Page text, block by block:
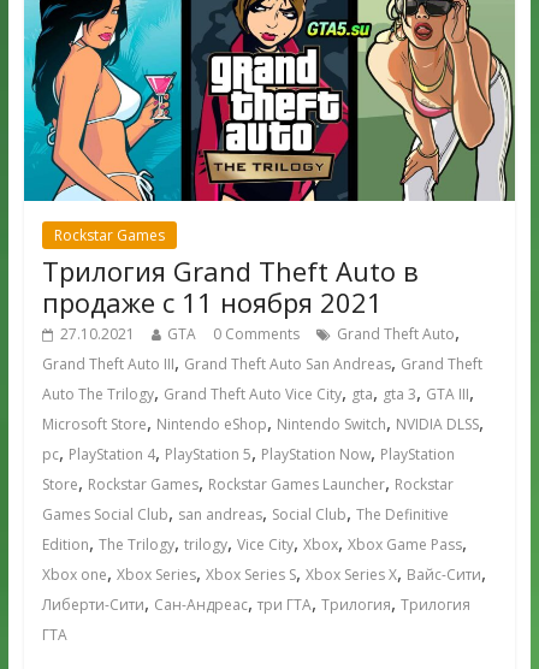
Rockstar Games
Трилогия Grand Theft Auto в
продаже с 11 ноября 2021
27.10.2021 GTA 0 Comments Grand Theft Auto,
Grand Theft Auto III, Grand Theft Auto San Andreas, Grand Theft
Auto The Trilogy, Grand Theft Auto Vice City, gta, gta 3, GTA III,
Microsoft Store, Nintendo eShop, Nintendo Switch, NVIDIA DLSS,
pc, PlayStation 4, PlayStation 5, PlayStation Now, PlayStation
Store, Rockstar Games, Rockstar Games Launcher, Rockstar
Games Social Club, san andreas, Social Club, The Definitive
Edition, The Trilogy, trilogy, Vice City, Xbox, Xbox Game Pass,
Xbox one, Xbox Series, Xbox Series S, Xbox Series X, Вайс-Сити,
Либерти-Сити, Сан-Андреас, три ГТА, Трилогия, Трилогия
ГТА